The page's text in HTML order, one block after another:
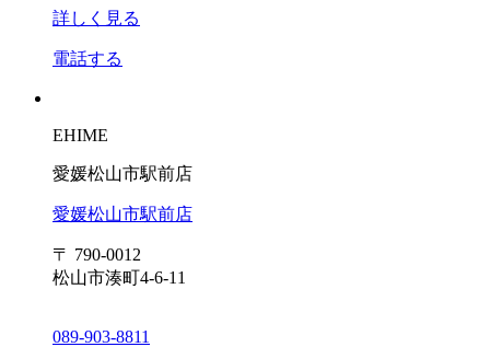
詳しく見る
電話する
EHIME
愛媛松山市駅前店
愛媛松山市駅前店
〒 790-0012
松山市湊町4-6-11
089-903-8811